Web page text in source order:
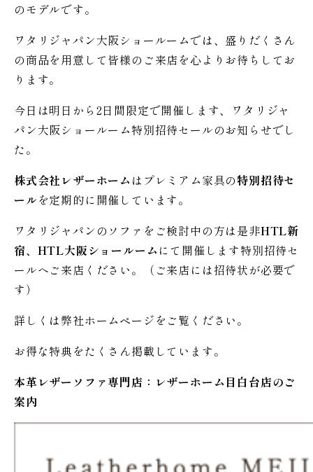
のモデルです。
ワタリジャパン大阪ショールームでは、盛りだくさん
の商品を用意して皆様のご来店を心よりお待ちしてお
ります。
今日は明日から2日間限定で開催します、ワタリジャ
パン大阪ショールーム特別招待セールのお知らせでし
た。
株式会社レザーホーム はプレミアム家具の特別招待セ
ールを定期的に開催しています。
ワタリジャパンのソファをご検討中の方は是非HTL新
宿、HTL大阪ショールーム にて開催します特別招待セ
ールへご来店ください。（ご来店には招待状が必要で
す）
詳しくは弊社ホームページをご覧ください。
お得な特典をたくさん掲載しています。
本革レザーソファ専門店：レザーホーム 目白台店のご
案内